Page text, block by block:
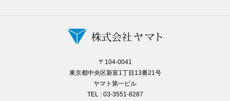
〒104-0041
東京都中央区新富1丁目13番21号
ヤマト第一ビル
TEL : 03-3551-8287